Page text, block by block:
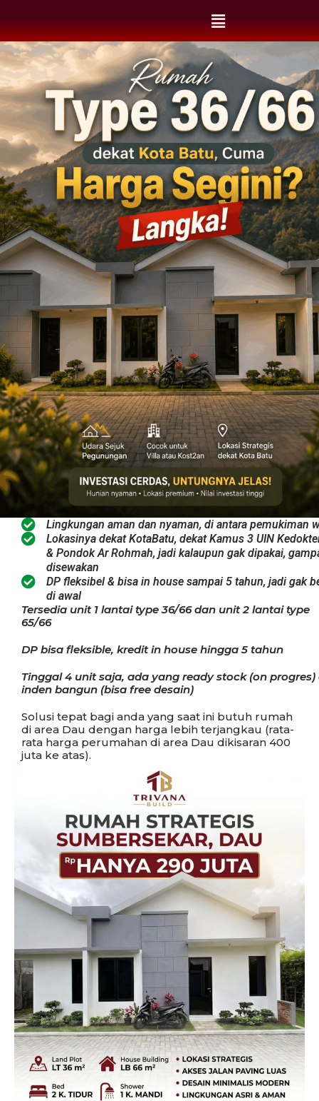
Lingkungan aman dan nyaman, di antara pemukiman
Lokasinya dekat KotaBatu, dekat Kamus 3 UIN
& Pondok Ar Rohmah, jadi kalaupun gak dipakai,
disewakan
DP fleksibel & bisa in house sampai 5 tahun, jadi gak
di awal
Tersedia unit 1 lantai type 36/66 dan unit 2 lantai type
65/66
DP bisa fleksible, kredit in house hingga 5 tahun
Tinggal 4 unit saja, ada yang ready stock (on progres)
inden bangun (bisa free desain)
Solusi tepat bagi anda yang saat ini butuh rumah
di area Dau dengan harga lebih terjangkau (rata-
rata harga perumahan di area Dau dikisaran 400
juta ke atas).